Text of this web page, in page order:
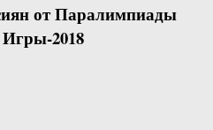
от Паралимпиады
Игры-2018